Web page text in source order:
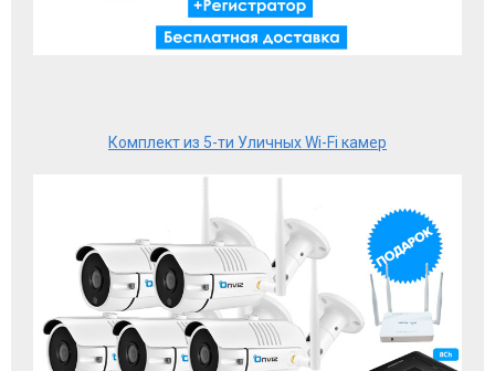
Комплект из 5-ти Уличных Wi-Fi камер